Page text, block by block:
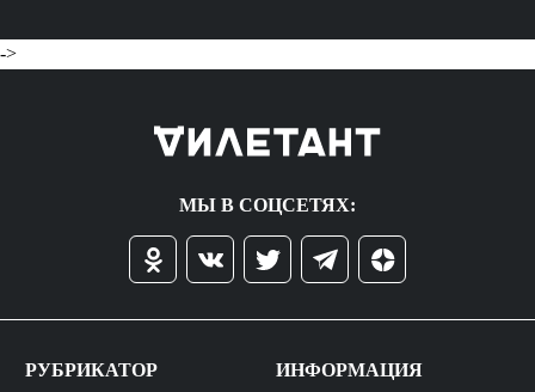
->
МЫ В СОЦСЕТЯХ:
РУБРИКАТОР ИНФОРМАЦИЯ